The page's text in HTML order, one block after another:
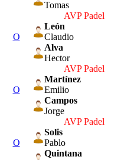
Tomas
O
AVP Padel
León
Claudio
Alva
Hector
O
AVP Padel
Martínez
Emilio
Campos
Jorge
O
AVP Padel
Solis
Pablo
Quintana